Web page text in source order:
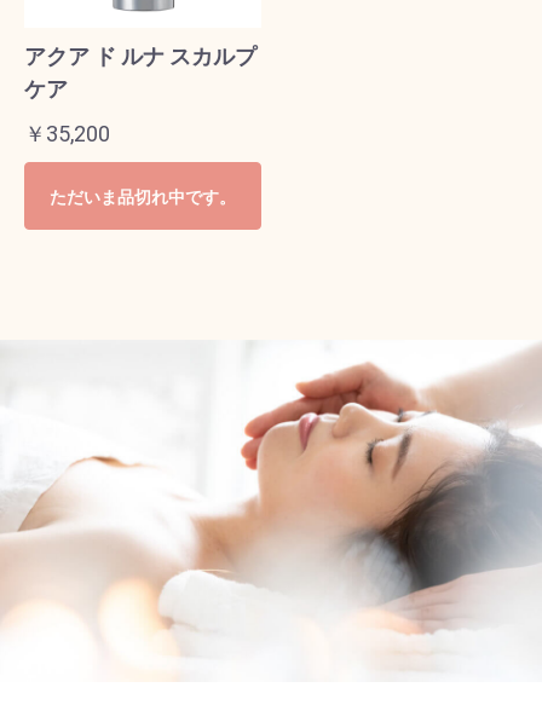
アクア ド ルナ スカルプ
ケア
￥35,200
ただいま品切れ中です。